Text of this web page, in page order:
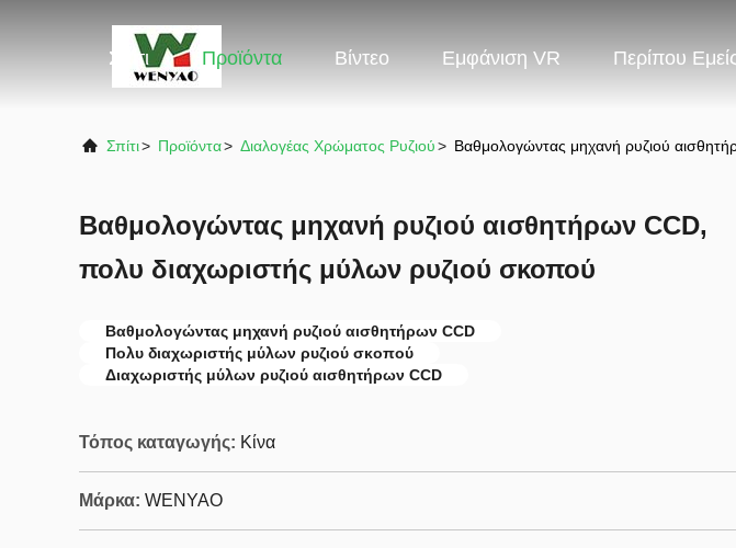
Σπίτι Προϊόντα Βίντεο Εμφάνιση VR Περίπου
Σπίτι> Προϊόντα> Διαλογέας Χρώματος Ρυζιού> Βαθμολογώντας μηχανή ρυζιού
Βαθμολογώντας μηχανή ρυζιού αισθητήρων CCD,
πολυ διαχωριστής μύλων ρυζιού σκοπού
Βαθμολογώντας μηχανή ρυζιού αισθητήρων CCD
Πολυ διαχωριστής μύλων ρυζιού σκοπού
Διαχωριστής μύλων ρυζιού αισθητήρων CCD
Τόπος καταγωγής: Κίνα
Μάρκα: WENYAO